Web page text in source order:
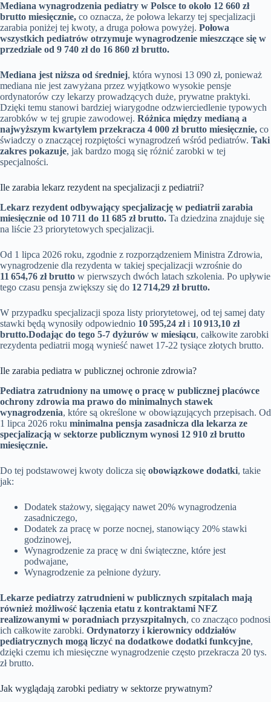
Mediana wynagrodzenia pediatry w Polsce to około 12 660 zł
brutto miesięcznie, co oznacza, że połowa lekarzy tej specjalizacji
zarabia poniżej tej kwoty, a druga połowa powyżej. Połowa
wszystkich pediatrów otrzymuje wynagrodzenie mieszczące się w
przedziale od 9 740 zł do 16 860 zł brutto.
Mediana jest niższa od średniej, która wynosi 13 090 zł, ponieważ
mediana nie jest zawyżana przez wyjątkowo wysokie pensje
ordynatorów czy lekarzy prowadzących duże, prywatne praktyki.
Dzięki temu stanowi bardziej wiarygodne odzwierciedlenie typowych
zarobków w tej grupie zawodowej. Różnica między medianą a
najwyższym kwartylem przekracza 4 000 zł brutto miesięcznie, co
świadczy o znaczącej rozpiętości wynagrodzeń wśród pediatrów. Taki
zakres pokazuje, jak bardzo mogą się różnić zarobki w tej
specjalności.
Ile zarabia lekarz rezydent na specjalizacji z pediatrii?
Lekarz rezydent odbywający specjalizację w pediatrii zarabia
miesięcznie od 10 711 do 11 685 zł brutto. Ta dziedzina znajduje się
na liście 23 priorytetowych specjalizacji.
Od 1 lipca 2026 roku, zgodnie z rozporządzeniem Ministra Zdrowia,
wynagrodzenie dla rezydenta w takiej specjalizacji wzrośnie do
11 654,76 zł brutto w pierwszych dwóch latach szkolenia. Po upływie
tego czasu pensja zwiększy się do 12 714,29 zł brutto.
W przypadku specjalizacji spoza listy priorytetowej, od tej samej daty
stawki będą wynosiły odpowiednio 10 595,24 złi 10 913,10 zł
brutto.Dodając do tego 5-7 dyżurów w miesiącu, całkowite zarobki
rezydenta pediatrii mogą wynieść nawet 17-22 tysiące złotych brutto.
Ile zarabia pediatra w publicznej ochronie zdrowia?
Pediatra zatrudniony na umowę o pracę w publicznej placówce
ochrony zdrowia ma prawo do minimalnych stawek
wynagrodzenia, które są określone w obowiązujących przepisach. Od
1 lipca 2026 roku minimalna pensja zasadnicza dla lekarza ze
specjalizacją w sektorze publicznym wynosi 12 910 zł brutto
miesięcznie.
Do tej podstawowej kwoty dolicza się obowiązkowe dodatki, takie
jak:
Dodatek stażowy, sięgający nawet 20% wynagrodzenia
zasadniczego,
Dodatek za pracę w porze nocnej, stanowiący 20% stawki
godzinowej,
Wynagrodzenie za pracę w dni świąteczne, które jest
podwajane,
Wynagrodzenie za pełnione dyżury.
Lekarze pediatrzy zatrudnieni w publicznych szpitalach mają
również możliwość łączenia etatu z kontraktami NFZ
realizowanymi w poradniach przyszpitalnych, co znacząco podnosi
ich całkowite zarobki. Ordynatorzy i kierownicy oddziałów
pediatrycznych mogą liczyć na dodatkowe dodatki funkcyjne,
dzięki czemu ich miesięczne wynagrodzenie często przekracza 20 tys.
zł brutto.
Jak wyglądają zarobki pediatry w sektorze prywatnym?